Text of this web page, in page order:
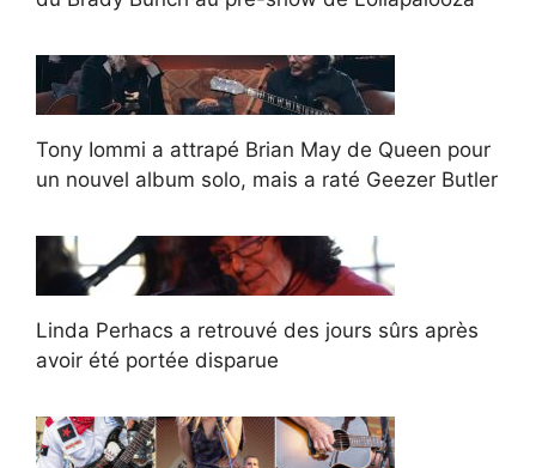
Tony Iommi a attrapé Brian May de Queen pour
un nouvel album solo, mais a raté Geezer Butler
Linda Perhacs a retrouvé des jours sûrs après
avoir été portée disparue